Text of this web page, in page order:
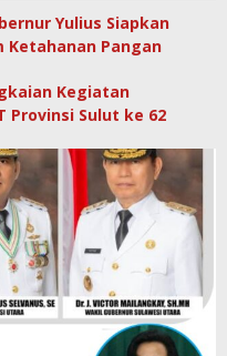
Yulius Siapkan
Ketahanan Pangan
Kegiatan
Provinsi Sulut ke 62